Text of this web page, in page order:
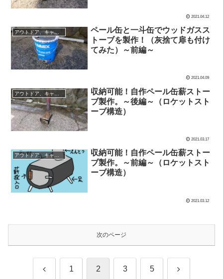
2021.04.12
アウトドア、キャンプグッズなど
ペール缶と一斗缶でウッドガスス
トーブを製作！（灰捨て扉も付け
てみた）～前編～
2021.04.09
収納可能！自作ペール缶薪ストー
ブ製作。～後編～（ロケットスト
ーブ構造）
2021.03.17
収納可能！自作ペール缶薪ストー
ブ製作。～前編～（ロケットスト
ーブ構造）
2021.03.12
次のページ
前 1 2 3 5 次